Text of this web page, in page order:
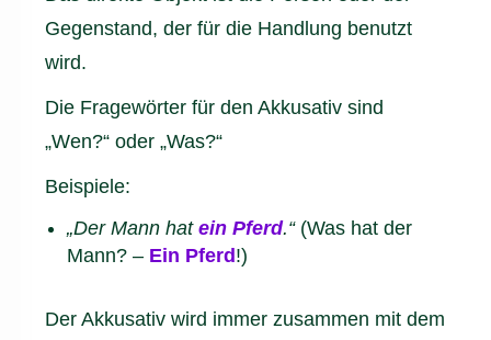
Gegenstand, der für die Handlung benutzt
wird.
Die Fragewörter für den Akkusativ sind
„Wen?“ oder „Was?“
Beispiele:
„Der Mann hat ein Pferd.“(Was hat der
Mann? – Ein Pferd!)
Der Akkusativ wird immer zusammen mit dem